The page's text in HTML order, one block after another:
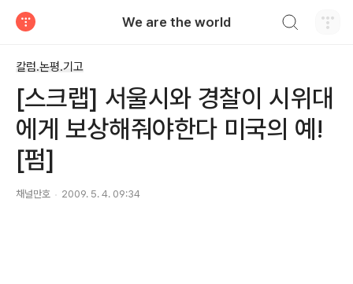
We are the world
칼럼.논평.기고
[스크랩] 서울시와 경찰이 시위대
에게 보상해줘야한다 미국의 예!
[펌]
채널만호 2009. 5. 4. 09:34